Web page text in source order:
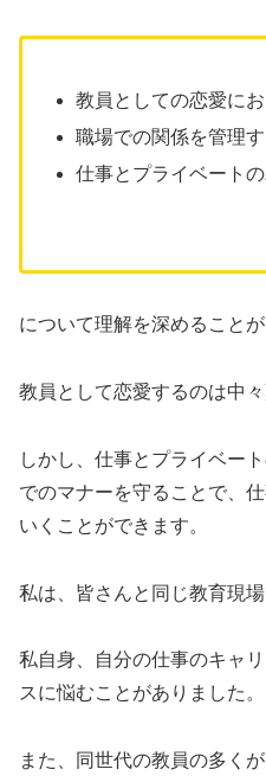
教員としての恋愛に
職場での関係を管理
仕事とプライベート
について理解を深めることが
教員として恋愛するのは中
しかし、仕事とプライベー
でのマナーを守ることで、
いくことができます。
私は、皆さんと同じ教育現場
私自身、自分の仕事のキャ
スに悩むことがありました。
また、同世代の教員の多く